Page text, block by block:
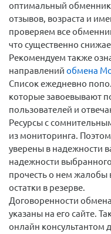
оптимальный
отзывов, возраста и
проверяем все
что существенно
Рекомендуем также
направлений обмена
Список ежедневно
которые завоевывают
пользователей и
Ресурсы с
из мониторинга.
уверены в надежности
надежности
прочесть о нем жалобы
остатки в резерве.
Договоренности
указаны на его сайте.
онлайн консультантом